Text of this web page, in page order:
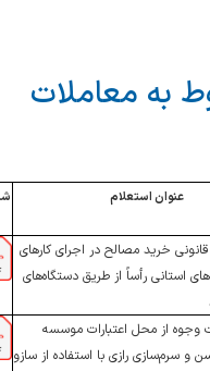
به معاملات
عنوان استعلام
خرید مصالح در اجرای کارهای
استانی رأساً از طریق دستگاه‌های
وجوه از محل اعتبارات موسسه
و سرم‌سازی رازی با استفاده از سازو